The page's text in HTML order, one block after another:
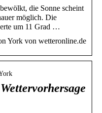
die Sonne scheint
möglich. Die
um 11 Grad …
York von wetteronline.de